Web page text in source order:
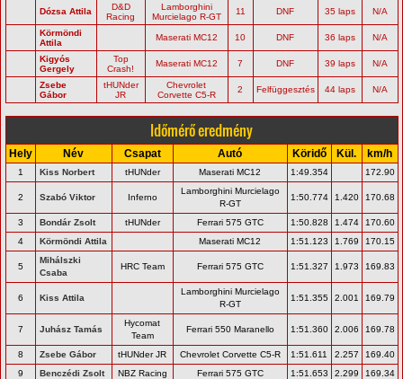
Dózsa Attila
D&D
Racing
Lamborghini
Murcielago R-GT
11 DNF 35 laps N/A
Körmöndi
Attila
Maserati MC12 10 DNF 36 laps N/A
Kigyós
Gergely
Top
Crash!
Maserati MC12 7 DNF 39 laps N/A
Zsebe
Gábor
tHUNder
JR
Chevrolet
Corvette C5-R
2 Felfüggesztés 44 laps N/A
Időmérő eredmény
Hely Név Csapat Autó Köridő Kül. km/h
1 Kiss Norbert tHUNder Maserati MC12 1:49.354 172.90
2 Szabó Viktor Inferno
Lamborghini Murcielago
R-GT
1:50.774 1.420 170.68
3 Bondár Zsolt tHUNder Ferrari 575 GTC 1:50.828 1.474
170.60
4
Körmöndi Attila Maserati MC12 1:51.123 1.769 170.15
5
Mihálszki
Csaba
HRC Team Ferrari 575 GTC 1:51.327 1.973 169.83
6 Kiss Attila
Lamborghini Murcielago
R-GT
1:51.355 2.001 169.79
7 Juhász Tamás
Hycomat
Team
Ferrari 550 Maranello 1:51.360 2.006 169.78
8 Zsebe Gábor tHUNder JR Chevrolet Corvette C5-R 1:51.611 2.257
169.40
9
Benczédi Zsolt NBZ Racing Ferrari 575 GTC 1:51.653 2.299
169.34